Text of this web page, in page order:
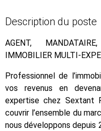
Description du poste
AGENT,
IMMOBILIER MULTI-
Professionnel de
vos revenus en
expertise chez Sextant
couvrir l’ensemble du
nous développons depuis